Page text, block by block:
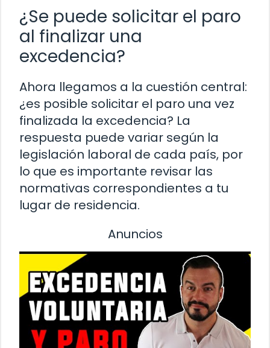
¿Se puede solicitar el paro
al finalizar una
excedencia?
Ahora llegamos a la cuestión central:
¿es posible solicitar el paro una vez
finalizada la excedencia? La
respuesta puede variar según la
legislación laboral de cada país, por
lo que es importante revisar las
normativas correspondientes a tu
lugar de residencia.
Anuncios